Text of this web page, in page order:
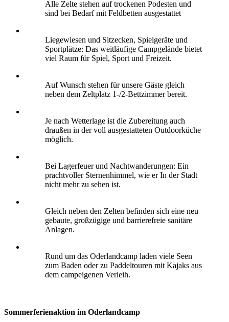
Alle Zelte stehen auf trockenen Podesten und
sind bei Bedarf mit Feldbetten ausgestattet
Liegewiesen und Sitzecken, Spielgeräte und
Sportplätze: Das weitläufige Campgelände bietet
viel Raum für Spiel, Sport und Freizeit.
Auf Wunsch stehen für unsere Gäste gleich
neben dem Zeltplatz 1-/2-Bettzimmer bereit.
Je nach Wetterlage ist die Zubereitung auch
draußen in der voll ausgestatteten Outdoorküche
möglich.
Bei Lagerfeuer und Nachtwanderungen: Ein
prachtvoller Sternenhimmel, wie er In der Stadt
nicht mehr zu sehen ist.
Gleich neben den Zelten befinden sich eine neu
gebaute, großzügige und barrierefreie sanitäre
Anlagen.
Rund um das Oderlandcamp laden viele Seen
zum Baden oder zu Paddeltouren mit Kajaks aus
dem campeigenen Verleih.
Sommerferienaktion im Oderlandcamp